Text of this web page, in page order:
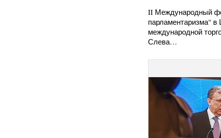
II Международный
парламентаризма" в
международной
Слева…